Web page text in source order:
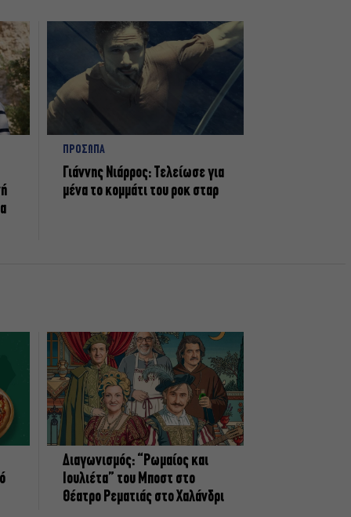
ΠΡΟΣΩΠΑ
Γιάννης Νιάρρος: Τελείωσε για
μένα το κομμάτι του ροκ σταρ
Διαγωνισμός: “Ρωμαίος και
Ιουλιέτα” του Μποστ στο
Θέατρο Ρεματιάς στο Χαλάνδρι